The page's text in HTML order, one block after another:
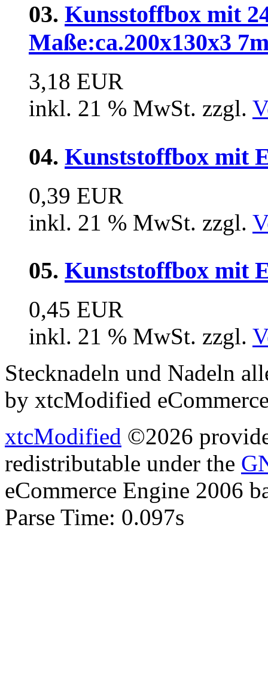
03. Kunsstoffbox mit
Maße:ca.200x130x3
3,18 EUR
inkl. 21 % MwSt. zzgl.
04. Kunststoffbox mit
0,39 EUR
inkl. 21 % MwSt. zzgl.
05. Kunststoffbox mit
0,45 EUR
inkl. 21 % MwSt. zzgl.
Stecknadeln und Nadeln
by xtcModified
xtcModified ©2026
redistributable under the
eCommerce Engine 2006
Parse Time: 0.097s